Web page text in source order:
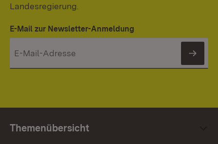
Landesregierung.
E-Mail zur Newsletter-Anmeldung
Themenübersicht